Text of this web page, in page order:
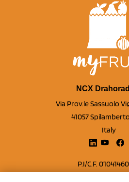
NCX
Via Prov.le Sassuolo
41057
Italy
P.I/C.F.